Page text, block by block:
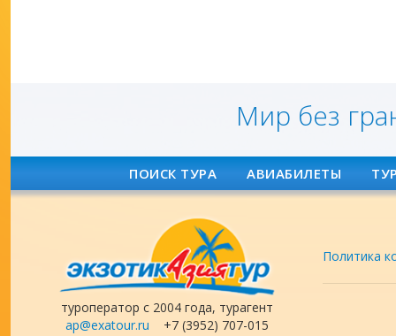
Мир без
ПОИСК ТУРА АВИАБИЛЕТЫ
туроператор с 2004 года, турагент
ap@exatour.ru +7 (3952) 707-015
Политика